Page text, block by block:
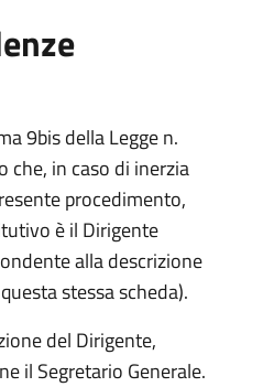
9bis della Legge n.
in caso di inerzia
procedimento,
è il Dirigente
alla descrizione
stessa scheda).
del Dirigente,
il Segretario Generale.